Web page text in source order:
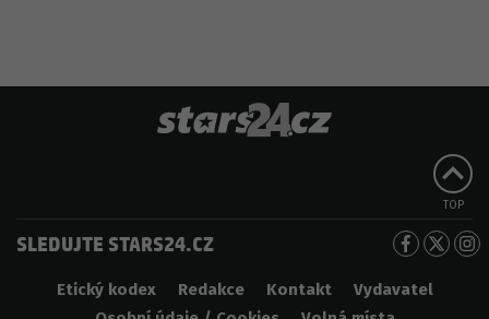
TOP
SLEDUJTE STARS24.CZ
Etický kodex Redakce Kontakt
Vydavatel